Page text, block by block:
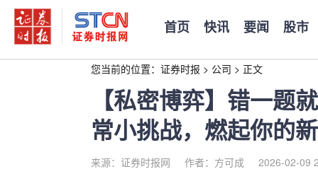
首页 快讯 要闻 股市
您当前的位置： 证券时报 > 公司 > 正文
【私密博弈】错一题
常小挑战，燃起你的
来源：证券时报网 作者：方可成 2026-02-09